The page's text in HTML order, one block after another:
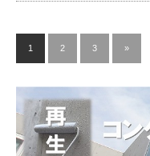
1 2 3 »